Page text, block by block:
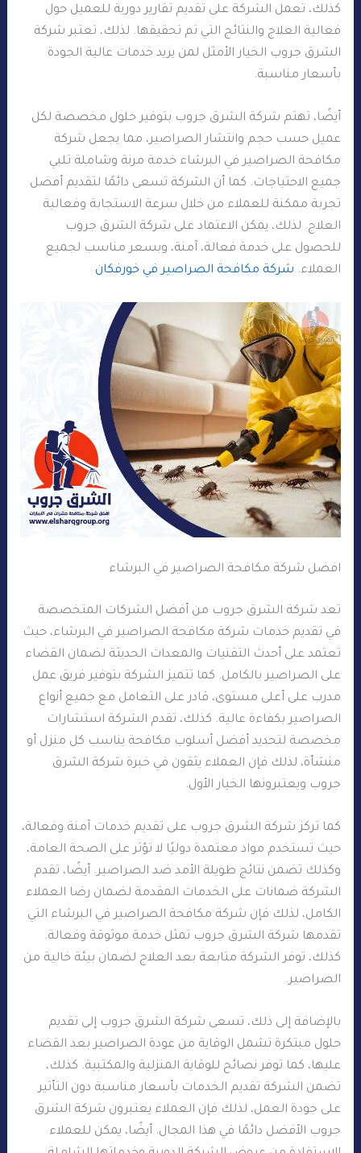
كذلك، تعمل الشركة على تقديم تقارير دورية للعميل حول
فعالية العلاج والنتائج التي تم تحقيقها. لذلك، تعتبر شركة
الشرق جروب الخيار الأمثل لمن يريد خدمات عالية الجودة
بأسعار مناسبة.
أيضًا، تهتم شركة الشرق جروب بتوفير حلول مخصصة لكل
عميل حسب حجم وانتشار الصراصير، مما يجعل شركة
مكافحة الصراصير في البرشاء خدمة مرنة وشاملة تلبي
جميع الاحتياجات. كما أن الشركة تسعى دائمًا لتقديم أفضل
تجربة ممكنة للعملاء من خلال سرعة الاستجابة وفعالية
العلاج. لذلك، يمكن الاعتماد على شركة الشرق جروب
للحصول على خدمة فعالة، آمنة، وبسعر مناسب لجميع
العملاء. شركة مكافحة الصراصير في خورفكان
افضل شركة مكافحة الصراصير في البرشاء
تعد شركة الشرق جروب من أفضل الشركات المتخصصة
في تقديم خدمات شركة مكافحة الصراصير في البرشاء، حيث
تعتمد على أحدث التقنيات والمعدات الحديثة لضمان القضاء
على الصراصير بالكامل. كما تتميز الشركة بتوفير فريق عمل
مدرب على أعلى مستوى، قادر على التعامل مع جميع أنواع
الصراصير بكفاءة عالية. كذلك، تقدم الشركة استشارات
مخصصة لتحديد أفضل أسلوب مكافحة يناسب كل منزل أو
منشأة، لذلك فإن العملاء يثقون في خبرة شركة الشرق
جروب ويعتبرونها الخيار الأول.
كما تركز شركة الشرق جروب على تقديم خدمات آمنة وفعالة،
حيث تستخدم مواد معتمدة دوليًا لا تؤثر على الصحة العامة،
وكذلك تضمن نتائج طويلة الأمد ضد الصراصير. أيضًا، تقدم
الشركة ضمانات على الخدمات المقدمة لضمان رضا العملاء
الكامل، لذلك فإن شركة مكافحة الصراصير في البرشاء التي
تقدمها شركة الشرق جروب تمثل خدمة موثوقة وفعالة.
كذلك، توفر الشركة متابعة بعد العلاج لضمان بيئة خالية من
الصراصير.
بالإضافة إلى ذلك، تسعى شركة الشرق جروب إلى تقديم
حلول مبتكرة تشمل الوقاية من عودة الصراصير بعد القضاء
عليها، كما توفر نصائح للوقاية المنزلية والمكتبية. كذلك،
تضمن الشركة تقديم الخدمات بأسعار مناسبة دون التأثير
على جودة العمل، لذلك فإن العملاء يعتبرون شركة الشرق
جروب الأفضل دائمًا في هذا المجال. أيضًا، يمكن للعملاء